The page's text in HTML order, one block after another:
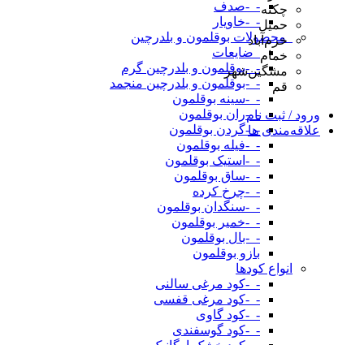
-_-صدف
-_-خاویار
_محصولات بوقلمون و بلدرچین
_ضایعات
-_-بوقلمون و بلدرچین گرم
-_-بوقلمون و بلدرچین منجمد
-_-سینه بوقلمون
-_-ران بوقلمون
-_-گردن بوقلمون
-_-فیله بوقلمون
-_-استیک بوقلمون
-_-ساق بوقلمون
-_-چرخ کرده
-_-سنگدان بوقلمون
-_-خمیر بوقلمون
-_-بال بوقلمون
بازو بوقلمون
انواع کودها
-_-کود مرغی سالنی
-_-کود مرغی قفسی
-_-کود گاوی
-_-کود گوسفندی
چکنه
حمیل
خرم‌آباد
خمام
مشگین‌شهر
قم
ورود / ثبت نام
علاقه‌مندی ها